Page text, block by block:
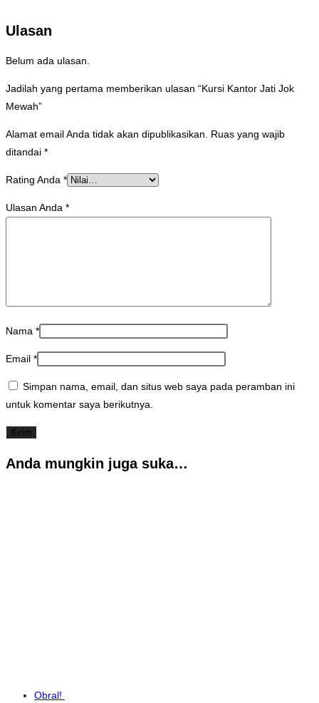
Ulasan
Belum ada ulasan.
Jadilah yang pertama memberikan ulasan “Kursi Kantor Jati Jok
Mewah”
Alamat email Anda tidak akan dipublikasikan.
Ruas yang wajib
ditandai *
Rating Anda *
Ulasan Anda *
Nama *
Email *
Simpan nama, email, dan situs web saya pada peramban ini
untuk komentar saya berikutnya.
Anda mungkin juga suka…
Obral!